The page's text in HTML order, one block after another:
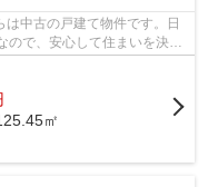
中古の戸建て物件です。日
ので、安心して住まいを決め
㎡